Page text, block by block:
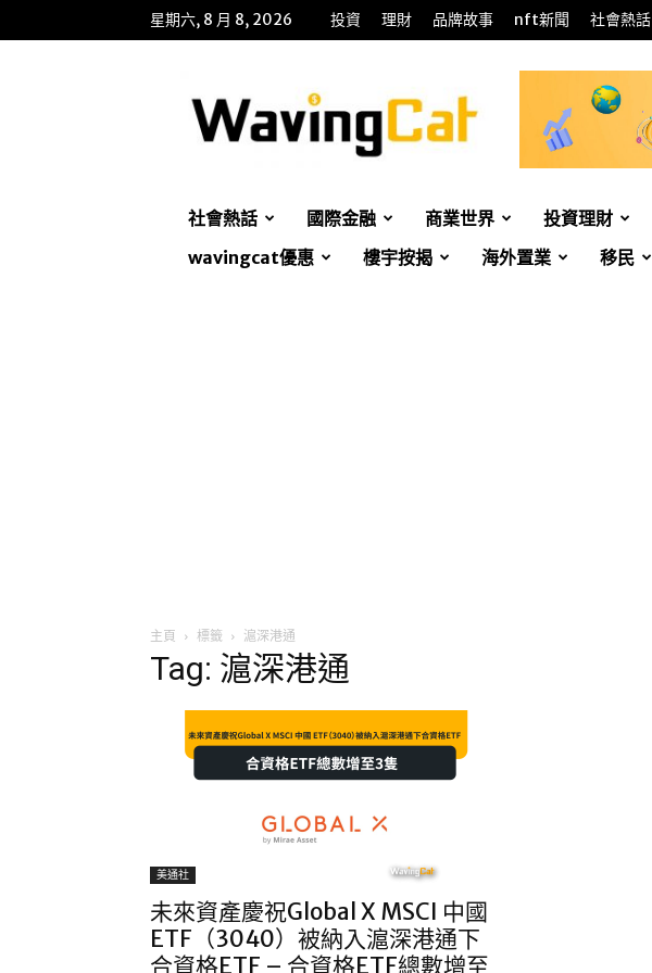
星期六, 8 月 8, 2026 投資 理財 品牌故事 nft新聞 社會熱話
招
財
貓
社會熱話 國際金融 商業世界 投資理財
wavingcat優惠
樓宇按揭 海外置業 移民
主頁 標籤 滬深港通
Tag: 滬深港通
美通社
未來資產慶祝Global X MSCI 中國
ETF（3040）被納入滬深港通下
合資格ETF – 合資格ETF總數增至